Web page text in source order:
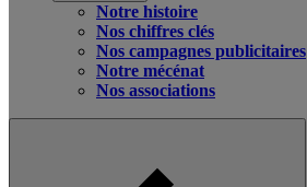
Notre histoire
Nos chiffres clés
Nos campagnes publicitaires
Notre mécénat
Nos associations